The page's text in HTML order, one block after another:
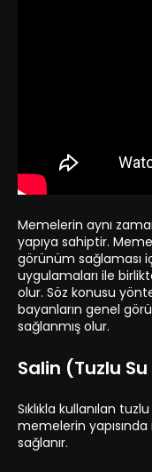
Memelerin aynı
yapıya sahiptir.
görünüm sağlaması
uygulamaları ile
olur. Söz konusu
bayanların genel
sağlanmış olur.
Salin (Tuzlu
Sıklıkla kullanılan
memelerin
sağlanır.